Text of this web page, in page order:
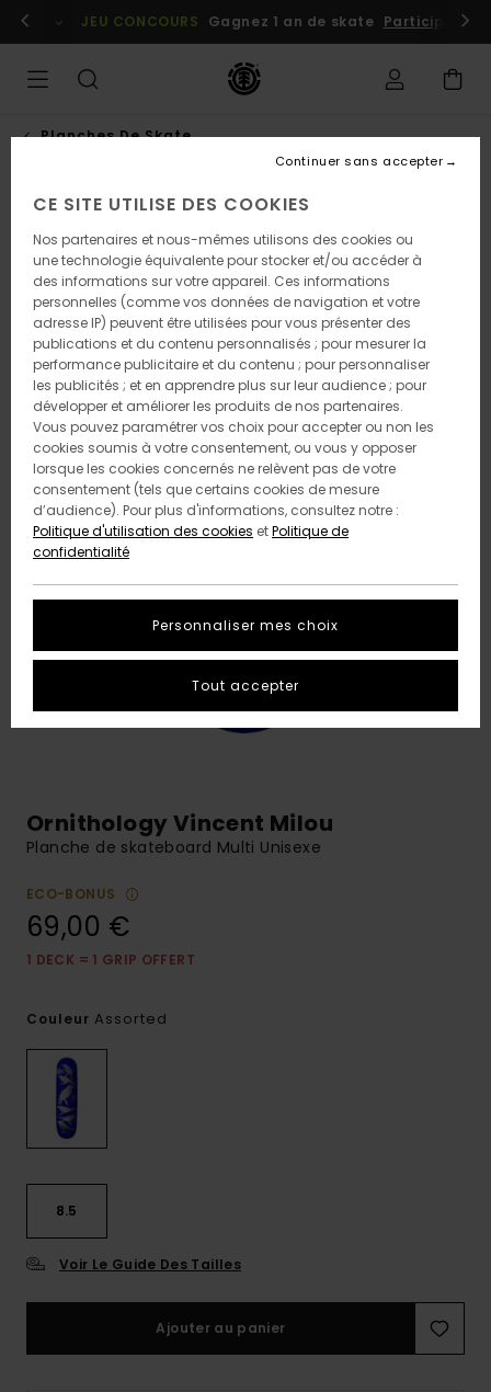
l'information
Se connecter / s'inscrire
JEU CONCOURS Gagnez 1 an de skate Participez
Planches De Skate
NOUVEAUTÉ
Ornithology Vincent Milou
Planche de skateboard Multi Unisexe
ECO-BONUS
69,00 €
1 DECK = 1 GRIP OFFERT
Couleur Assorted
8.5
Voir Le Guide Des Tailles
Ajouter au panier
CE SITE UTILISE DES COOKIES
Nos partenaires et nous-mêmes utilisons des cookies ou
une technologie équivalente pour stocker et/ou accéder à
des informations sur votre appareil. Ces informations
personnelles (comme vos données de navigation et votre
adresse IP) peuvent être utilisées pour vous présenter des
publications et du contenu personnalisés ; pour mesurer la
performance publicitaire et du contenu ; pour personnaliser
les publicités ; et en apprendre plus sur leur audience ; pour
développer et améliorer les produits de nos partenaires.
Vous pouvez paramétrer vos choix pour accepter ou non les
cookies soumis à votre consentement, ou vous y opposer
lorsque les cookies concernés ne relèvent pas de votre
consentement (tels que certains cookies de mesure
d’audience). Pour plus d'informations, consultez notre :
Politique d'utilisation des cookies etPolitique de
confidentialité
Personnaliser mes choix
Continuer sans accepter
Tout accepter